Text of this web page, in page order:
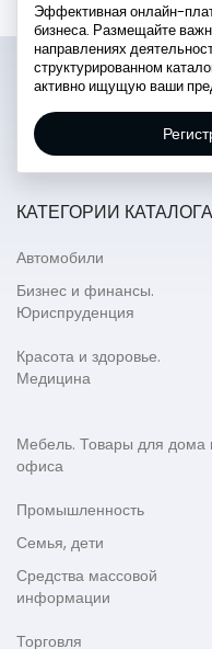
Эффективная онлайн-
бизнеса. Размещайте
направлениях
структурированном
активно ищущую ваши
КАТЕГОРИИ КАТАЛОГА
Автомобили
Бизнес и финансы.
Юриспруденция
Красота и здоровье.
Медицина
Мебель. Товары для дома
офиса
Промышленность
Семья, дети
Средства массовой
информации
Торговля